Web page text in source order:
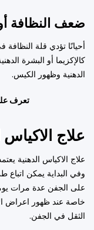
ضعف النظافة
أحيانًا تؤدي قلة
كالإكزيما أو البشرة
الدهنية وظهور الكيس.
تعرف
علاج الاكياس
علاج الاكياس الدهنية
وفي البداية يمكن
على الجفن عدة مرات
خاصة عند ظهور اعراض
الثقل في الجفن.